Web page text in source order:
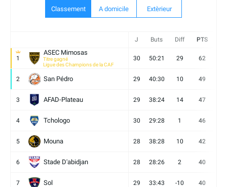
Classement A domicile Extèrieur
J Buts Diff PTS
1
ASEC Mimosas
Titre gagné
Ligue des Champions de la CAF
30 50:21 29 62
2 San Pédro 29 40:30 10 49
3 AFAD-Plateau 29 38:24 14 47
4 Tchologo 30 29:28 1 46
5 Mouna 28 38:28 10 42
6 Stade D'abidjan 28 28:26 2 40
7 Sol 29 33:43 -10 40